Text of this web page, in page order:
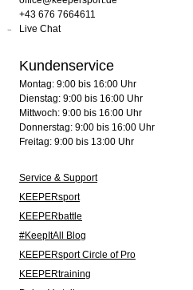
+43 676 7664611
Live Chat
Kundenservice
Montag: 9:00 bis 16:00 Uhr
Dienstag: 9:00 bis 16:00 Uhr
Mittwoch: 9:00 bis 16:00 Uhr
Donnerstag: 9:00 bis 16:00 Uhr
Freitag: 9:00 bis 13:00 Uhr
Service & Support
KEEPERsport
KEEPERbattle
#KeepItAll Blog
KEEPERsport Circle of Pro
KEEPERtraining